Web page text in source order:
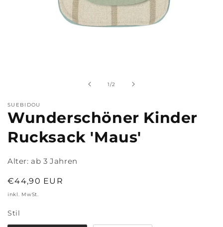
1/von
2
SUEBIDOU
Wunderschöner Kinder
Rucksack 'Maus'
Alter: ab 3 Jahren
Normaler
Preis
€44,90 EUR
inkl. MwSt.
Stil